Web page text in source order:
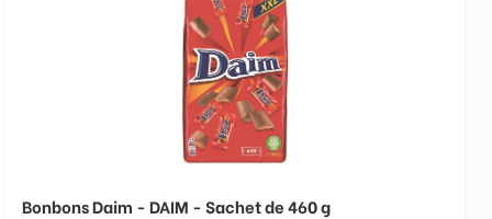
Bonbons Daim - DAIM - Sachet de 460 g